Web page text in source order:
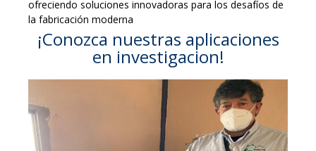
ofreciendo soluciones innovadoras para los desafíos de
la fabricación moderna
¡Conozca nuestras aplicaciones
en investigacion!